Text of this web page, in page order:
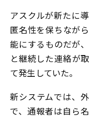
アスクルが新たに
匿名性を保ちなが
能にするものだが
と継続した連絡が
て発生していた。
新システムでは、
で、通報者は自ら